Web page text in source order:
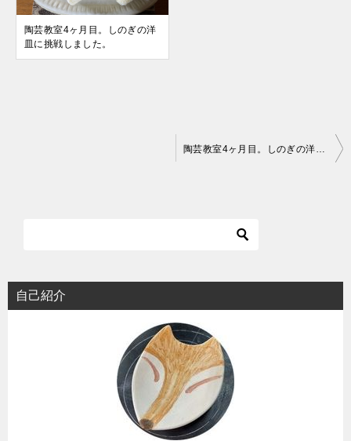
陶芸教室4ヶ月目。しのぎの洋
皿に挑戦しました。
シ
陶芸教室4ヶ月目。しのぎの洋皿に挑戦しました。
自己紹介